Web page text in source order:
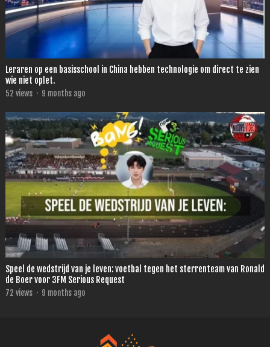
Leraren op een basisschool in China hebben technologie om direct te zien
wie niet oplet.
52 views · 9 months ago
Speel de wedstrijd van je leven: voetbal tegen het sterrenteam van Ronald
de Boer voor 3FM Serious Request
72 views · 9 months ago